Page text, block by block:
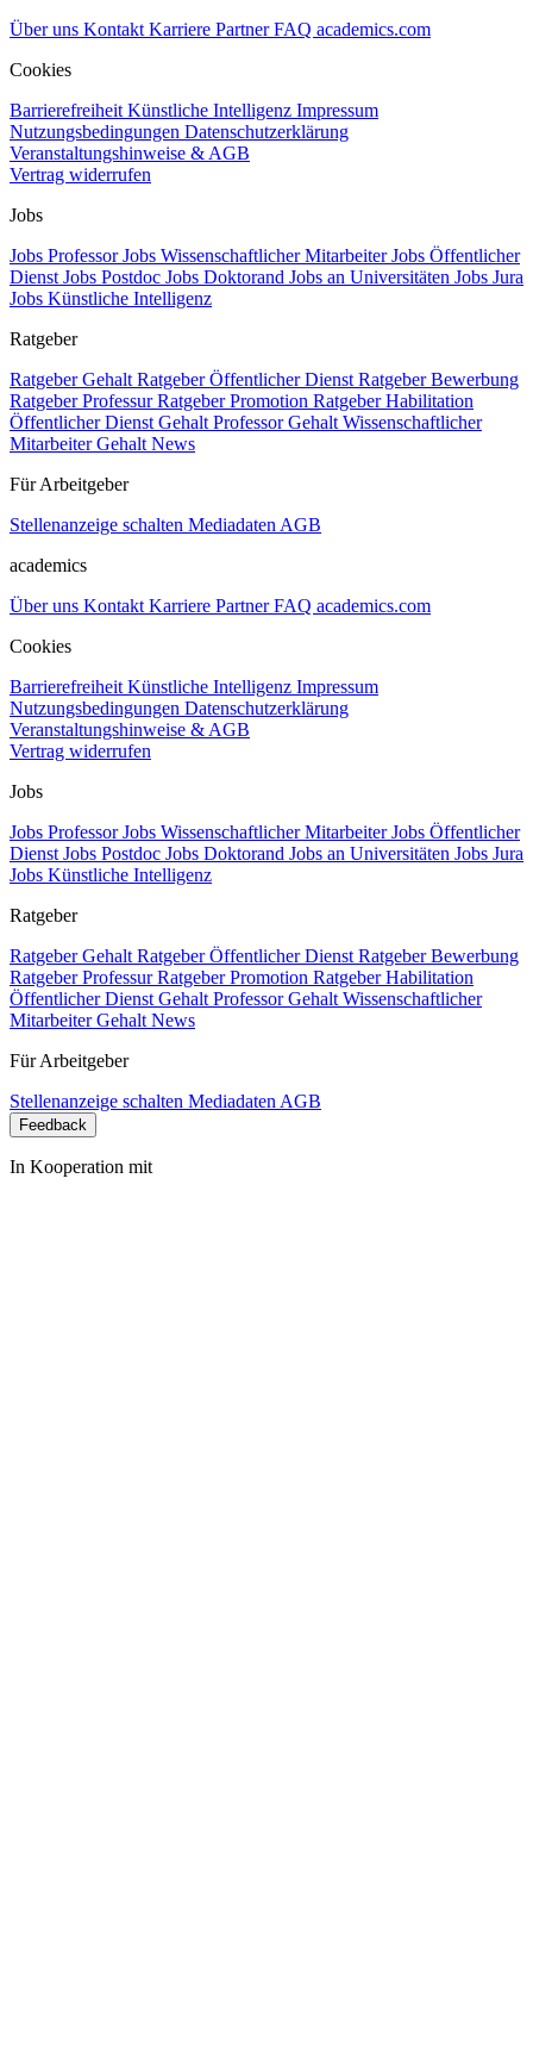
Über uns Kontakt Karriere PartnerFAQ academics.com
Cookies
Barrierefreiheit Künstliche Intelligenz Impressum
Nutzungsbedingungen Datenschutzerklärung
Veranstaltungshinweise & AGB
Vertrag widerrufen
Jobs
Jobs ProfessorJobs Wissenschaftlicher MitarbeiterJobs Öffentlicher
Dienst Jobs Postdoc Jobs Doktorand Jobs an Universitäten Jobs Jura
Jobs Künstliche Intelligenz
Ratgeber
Ratgeber Gehalt Ratgeber Öffentlicher Dienst Ratgeber Bewerbung
Ratgeber ProfessurRatgeber Promotion Ratgeber Habilitation
Öffentlicher Dienst Gehalt Professor Gehalt Wissenschaftlicher
Mitarbeiter Gehalt News
Für Arbeitgeber
Stellenanzeige schalten Mediadaten AGB
academics
Über uns Kontakt Karriere PartnerFAQ academics.com
Cookies
Barrierefreiheit Künstliche Intelligenz Impressum
Nutzungsbedingungen Datenschutzerklärung
Veranstaltungshinweise & AGB
Vertrag widerrufen
Jobs
Jobs ProfessorJobs Wissenschaftlicher MitarbeiterJobs Öffentlicher
Dienst Jobs Postdoc Jobs Doktorand Jobs an Universitäten Jobs Jura
Jobs Künstliche Intelligenz
Ratgeber
Ratgeber Gehalt Ratgeber Öffentlicher Dienst Ratgeber Bewerbung
Ratgeber ProfessurRatgeber Promotion Ratgeber Habilitation
Öffentlicher Dienst Gehalt Professor Gehalt Wissenschaftlicher
Mitarbeiter Gehalt News
Für Arbeitgeber
Stellenanzeige schalten Mediadaten AGB
Feedback
In Kooperation mit